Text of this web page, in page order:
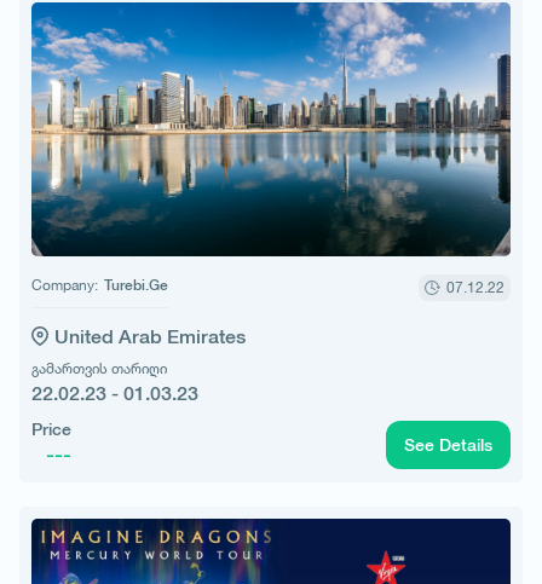
Company: Turebi.Ge 07.12.22
United Arab Emirates
გამართვის თარიღი
22.02.23 - 01.03.23
Price
--- See Details